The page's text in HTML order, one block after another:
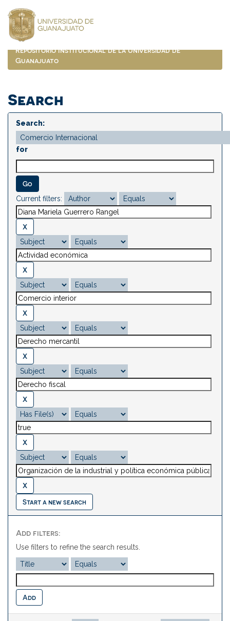
navigation
Repositorio Institucional de la Universidad de
Guanajuato
Search
Search:
for
Current filters:
Start a new search
Add filters:
Use filters to refine the search results.